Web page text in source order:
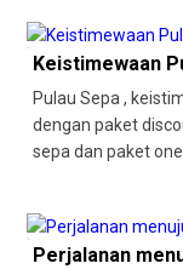
Keistimewaan
Pulau Sepa ,
dengan paket
sepa dan paket
Perjalanan